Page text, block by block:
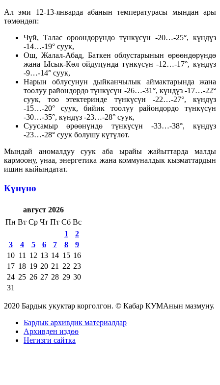
Ал эми 12-13-январда абанын температурасы мындан ары
төмөндөп:
Чүй, Талас өрөөндөрүндө түнкүсүн -20…-25°, күндүз
-14…-19° суук,
Ош, Жалал-Абад, Баткен облустарынын өрөөндөрүндө
жана Ысык-Көл ойдуңунда түнкүсүн -12…-17°, күндүз
-9…-14° суук,
Нарын облусунун дыйканчылык аймактарында жана
тоолуу райондордо түнкүсүн -26…-31°, күндүз -17…-22°
суук, тоо этектеринде түнкүсүн -22…-27°, күндүз
-15…-20° суук, бийик тоолуу райондордо түнкүсүн
-30…-35°, күндүз -23…-28° суук,
Суусамыр өрөөнүндө түнкүсүн -33…-38°, күндүз
-23…-28° суук болушу күтүлөт.
Мындай аномалдуу суук аба ырайы жайыттарда малды
кармоону, унаа, энергетика жана коммуналдык кызматтардын
ишин кыйындатат.
Күнүнө
август 2026
Пн Вт Ср Чт Пт Сб Вс
1
2
3
4 5 6 7 8
9
10 11 12 13 14 15 16
17 18 19 20 21 22 23
24 25 26 27 28 29 30
31
2020 Бардык укуктар корголгон. © Кабар КУМАнын мазмуну.
Бардык архивдик материалдар
Архивден издөө
Негизги сайтка